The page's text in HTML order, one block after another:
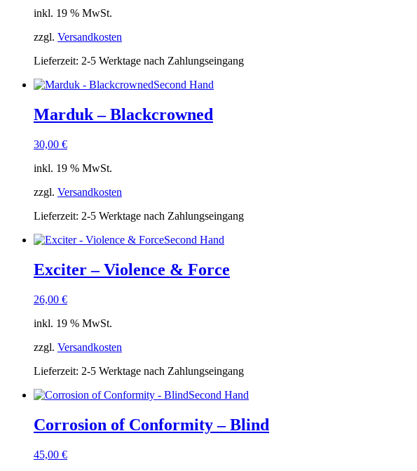
inkl. 19 % MwSt.
zzgl. Versandkosten
Lieferzeit: 2-5 Werktage nach Zahlungseingang
Second Hand
Marduk – Blackcrowned
30,00 €
inkl. 19 % MwSt.
zzgl. Versandkosten
Lieferzeit: 2-5 Werktage nach Zahlungseingang
Second Hand
Exciter – Violence & Force
26,00 €
inkl. 19 % MwSt.
zzgl. Versandkosten
Lieferzeit: 2-5 Werktage nach Zahlungseingang
Second Hand
Corrosion of Conformity – Blind
45,00 €